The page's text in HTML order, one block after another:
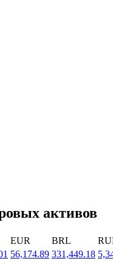
доступ
токенов
активов
EUR BRL
56,174.89 331,449.18